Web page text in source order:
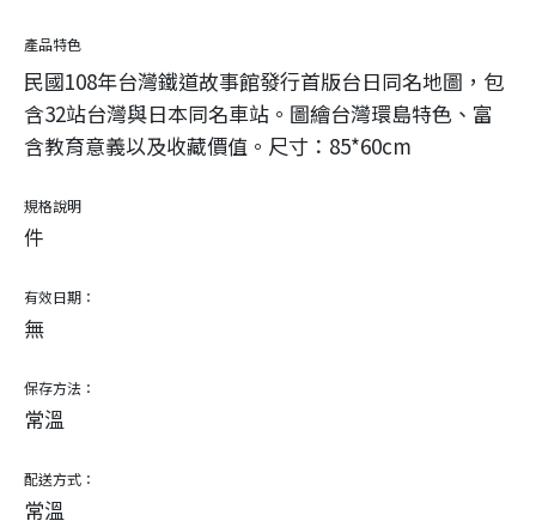
產品特色
民國108年台灣鐵道故事館發行首版台日同名地圖，包
含32站台灣與日本同名車站。圖繪台灣環島特色、富
含教育意義以及收藏價值。尺寸：85*60cm
規格說明
件
有效日期：
無
保存方法：
常溫
配送方式：
常溫